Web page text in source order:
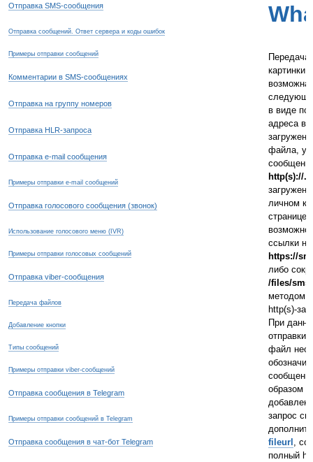
Отправка SMS-сообщения
Отправка сообщений. Ответ сервера и коды ошибок
Примеры отправки сообщений
Комментарии в SMS-сообщениях
Отправка на группу номеров
Отправка HLR-запроса
Отправка e-mail сообщения
Примеры отправки e-mail сообщений
Отправка голосового сообщения (звонок)
Использование голосового меню (IVR)
Примеры отправки голосовых сообщений
Отправка viber-сообщения
Передача файлов
Добавление кнопки
Типы сообщений
Примеры отправки viber-сообщений
Отправка сообщения в Telegram
Примеры отправки сообщений в Telegram
Отправка сообщения в чат-бот Telegram
Передача
картинки
возможна
в виде
адреса
файла,
http(s)://
личном
странице "
возможно
ссылки
https://
либо
/files/
методом
http(s)-
При
отправки
файл
образом
запрос
fileurl ,
полный